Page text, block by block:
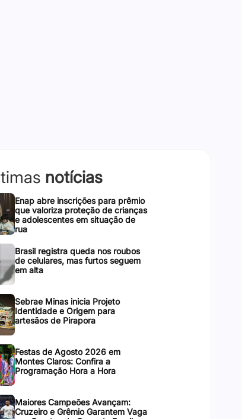
notícias
Enap abre inscrições para prêmio
que valoriza proteção de crianças
e adolescentes em situação de
rua
Brasil registra queda nos roubos
de celulares, mas furtos seguem
em alta
Sebrae Minas inicia Projeto
Identidade e Origem para
artesãos de Pirapora
Festas de Agosto 2026 em
Montes Claros: Confira a
Programação Hora a Hora
Maiores Campeões Avançam:
Cruzeiro e Grêmio Garantem Vaga